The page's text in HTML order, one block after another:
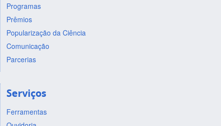
Programas
Prêmios
Popularização da Ciência
Comunicação
Parcerias
Serviços
Ferramentas